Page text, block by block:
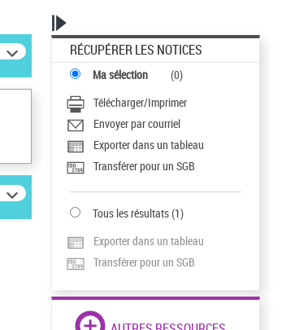
RÉCUPÉRER LES NOTICES
Ma sélection (0)
Télécharger/Imprimer
Envoyer par courriel
Exporter dans un tableau
Transférer pour un SGB
Tous les résultats(1)
Exporter dans un tableau
Transférer pour un SGB